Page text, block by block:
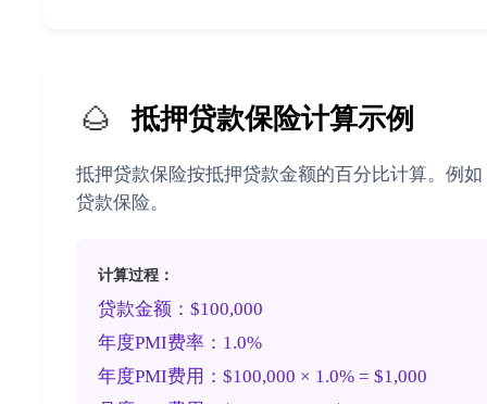
🌰 抵押贷款保险计算示例
抵押贷款保险按抵押贷款金额的百分比计算。例
贷款保险。
计算过程：
贷款金额：$100,000
年度PMI费率：1.0%
年度PMI费用：$100,000 × 1.0% = $1,000